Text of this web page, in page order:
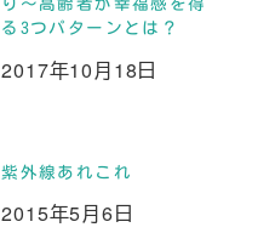
り～高齢者が幸福感を得
る3つパターンとは？
投稿日
2017年10月18日
紫外線あれこれ
投稿日
2015年5月6日